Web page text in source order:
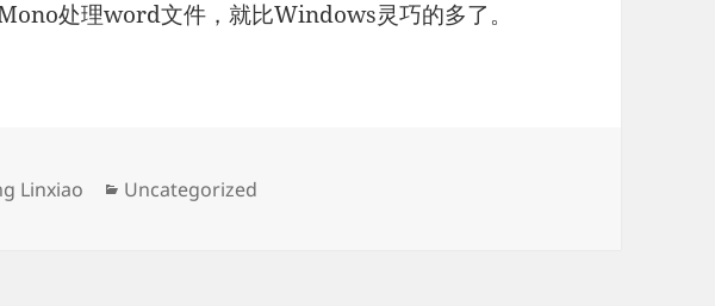
处理word文件，就比Windows灵巧的多了。
Linxiao
分
Uncategorized